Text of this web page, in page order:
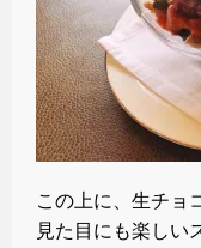
この上に、生チョ
見た目にも楽し